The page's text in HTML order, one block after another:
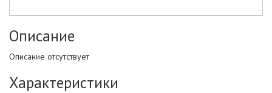
Описание
Описание отсутствует
Характеристики